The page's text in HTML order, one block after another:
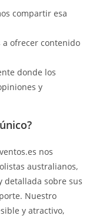
compartir esa
a ofrecer contenido
donde los
y
nos
australianos,
detallada sobre sus
Nuestro
y atractivo,